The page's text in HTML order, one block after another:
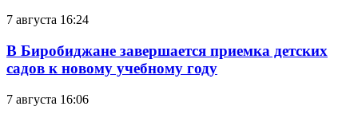
7 августа 16:24
В Биробиджане завершается приемка детских
садов к новому учебному году
7 августа 16:06